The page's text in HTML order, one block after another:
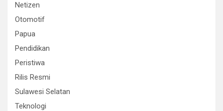
Netizen
Otomotif
Papua
Pendidikan
Peristiwa
Rilis Resmi
Sulawesi Selatan
Teknologi